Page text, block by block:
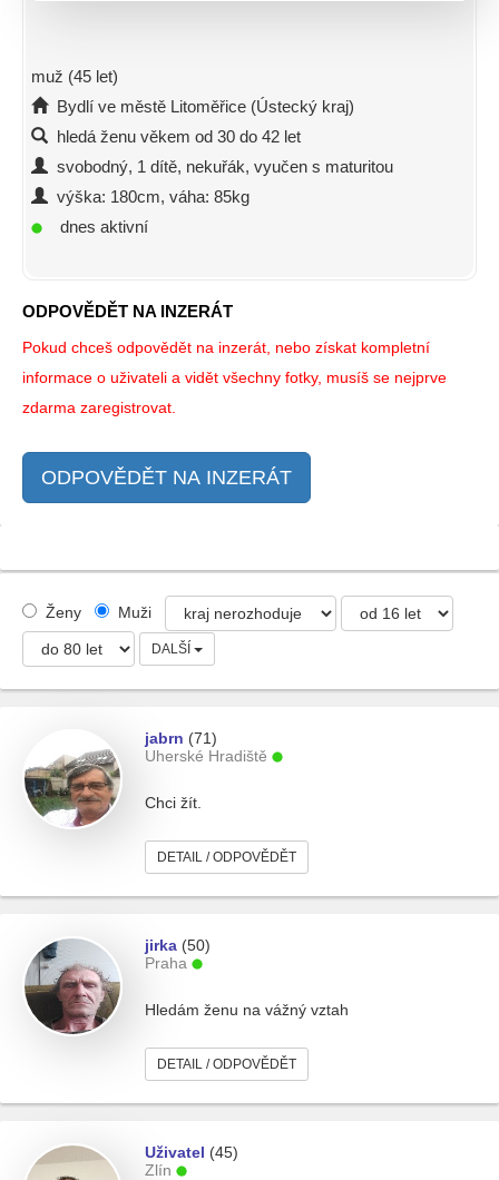
muž (45 let)
Bydlí ve městě Litoměřice (Ústecký kraj)
hledá ženu věkem od 30 do 42 let
svobodný, 1 dítě, nekuřák, vyučen s maturitou
výška: 180cm, váha: 85kg
dnes aktivní
ODPOVĚDĚT NA INZERÁT
Pokud chceš odpovědět na inzerát, nebo získat kompletní
informace o uživateli a vidět všechny fotky, musíš se nejprve
zdarma zaregistrovat.
ODPOVĚDĚT NA INZERÁT
Ženy Muži
DALŠÍ
jabrn (71)
Uherské Hradiště
Chci žít.
DETAIL / ODPOVĚDĚT
jirka (50)
Praha
Hledám ženu na vážný vztah
DETAIL / ODPOVĚDĚT
Uživatel (45)
Zlín